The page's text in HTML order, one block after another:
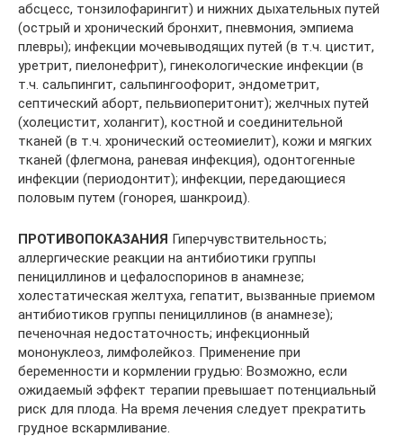
абсцесс, тонзилофарингит) и нижних дыхательных путей
(острый и хронический бронхит, пневмония, эмпиема
плевры); инфекции мочевыводящих путей (в т.ч. цистит,
уретрит, пиелонефрит), гинекологические инфекции (в
т.ч. сальпингит, сальпингоофорит, эндометрит,
септический аборт, пельвиоперитонит); желчных путей
(холецистит, холангит), костной и соединительной
тканей (в т.ч. хронический остеомиелит), кожи и мягких
тканей (флегмона, раневая инфекция), одонтогенные
инфекции (периодонтит); инфекции, передающиеся
половым путем (гонорея, шанкроид).
ПРОТИВОПОКАЗАНИЯ Гиперчувствительность;
аллергические реакции на антибиотики группы
пенициллинов и цефалоспоринов в анамнезе;
холестатическая желтуха, гепатит, вызванные приемом
антибиотиков группы пенициллинов (в анамнезе);
печеночная недостаточность; инфекционный
мононуклеоз, лимфолейкоз. Применение при
беременности и кормлении грудью: Возможно, если
ожидаемый эффект терапии превышает потенциальный
риск для плода. На время лечения следует прекратить
грудное вскармливание.